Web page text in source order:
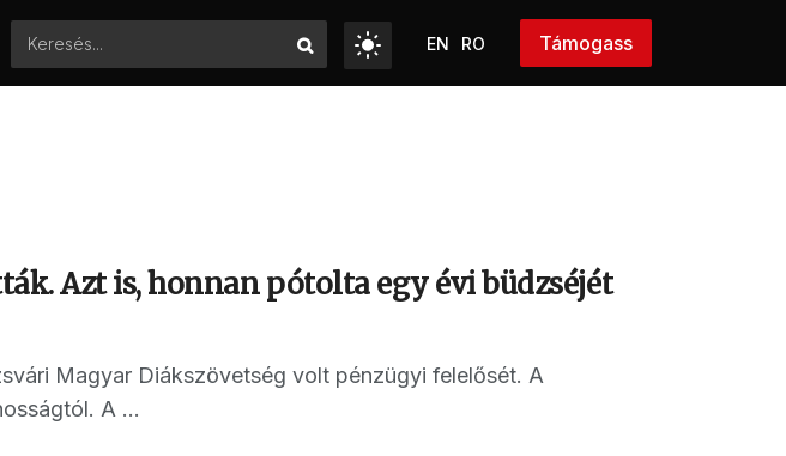
EN RO Támogass
Azt is, honnan pótolta egy évi büdzséjét
Magyar Diákszövetség volt pénzügyi felelősét. A
A ...